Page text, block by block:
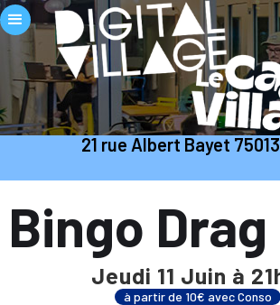
21 rue Albert Bayet
Bingo Drag
Jeudi 11 Juin à
à partir de 10€ avec Conso